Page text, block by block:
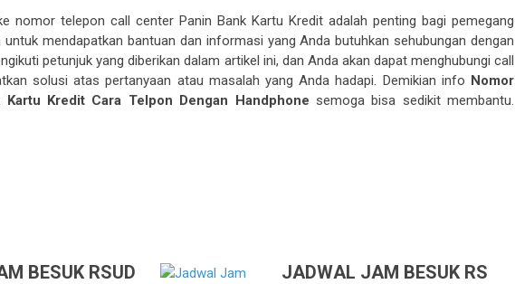
nomor telepon call center Panin Bank Kartu Kredit adalah penting bagi pemegang
mendapatkan bantuan dan informasi yang Anda butuhkan sehubungan dengan
petunjuk yang diberikan dalam artikel ini, dan Anda akan dapat menghubungi call
solusi atas pertanyaan atau masalah yang Anda hadapi. Demikian info Nomor
Kredit Cara Telpon Dengan Handphone semoga bisa sedikit membantu.
BESUK RSUD
JADWAL JAM BESUK RS